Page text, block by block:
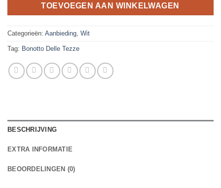
TOEVOEGEN AAN WINKELWAGEN
Categorieën: Aanbieding, Wit
Tag: Bonotto Delle Tezze
BESCHRIJVING
EXTRA INFORMATIE
BEOORDELINGEN (0)